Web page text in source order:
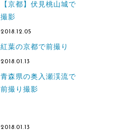
【京都】伏見桃山城で
撮影
2018.12.05
紅葉の京都で前撮り
2018.01.13
青森県の奥入瀬渓流で
前撮り撮影
2018.01.13